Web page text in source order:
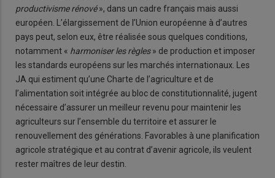
productivisme rénové», dans un cadre français mais aussi
européen. L’élargissement de l’Union européenne à d’autres
pays peut, selon eux, être réalisée sous quelques conditions,
notamment « harmoniser les règles» de production et imposer
les standards européens sur les marchés internationaux. Les
JA qui estiment qu’une Charte de l’agriculture et de
l’alimentation soit intégrée au bloc de constitutionnalité, jugent
nécessaire d’assurer un meilleur revenu pour maintenir les
agriculteurs sur l’ensemble du territoire et assurer le
renouvellement des générations. Favorables à une planification
agricole stratégique et au contrat d’avenir agricole, ils veulent
rester maîtres de leur destin.